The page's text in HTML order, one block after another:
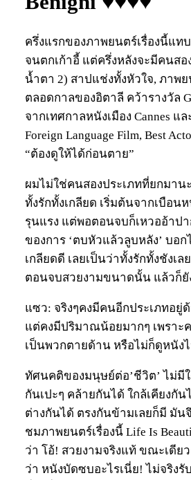
ครึ่งแรกของภาพยนตร์เรื่องนี้แท
จนตกเก้าอี้ แต่ครึ่งหลังจะมีคนสอ
น้ำตา 2) สาปแช่งทั้งหัวใจ, ภาพ
ตลอดกาลของอิตาลี คว้ารางวัล
จากเทศกาลหนังเมือง Cannes แล
Foreign Language Film, Best
“ต้องดูให้ได้ก่อนตาย”
ผมไม่ใช่คนสองประเภทที่ยกมาน
ทั้งรักทั้งเกลียด เริ่มต้นจากเบือน
รุนแรง แต่พอตอนจบก็เหวออ้าป
ของการ ‘ตบหัวแล้วลูบหลัง’ บอ
เกลียดดี เลยเป็นว่าทั้งรักทั้งชังเ
ตอนจบสวยงามขนาดนั้น แล้วก็ยั
แซว: จริงๆคงมีคนอีกประเภทอยู่
แต่คงมีปริมาณน้อยมากๆ เพราะ
เป็นพวกตายด้าน หรือไม่ก็ดูหนัง
ทัศนคติของมนุษย์ต่อ’ชีวิต’ ไม่มี
กันเปะๆ คล้ายกันได้ ใกล้เคียงกั
ต่างกันได้ ตรงกันข้ามเลยก็มี มัน
ชมภาพยนตร์เรื่องนี้ Life Is
ว่า โอ้! สวยงามจริงแท้ ขณะเดีย
ว่า หนังบัดซบอะไรเนี่ย! ไม่จริงรั